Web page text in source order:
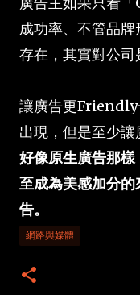
成功率、不管品
存在，其實對公司
讓廣告更Friendly
出現，但是至少讓
好像原生廣告那
至成為美感加分
告。
網路與媒體